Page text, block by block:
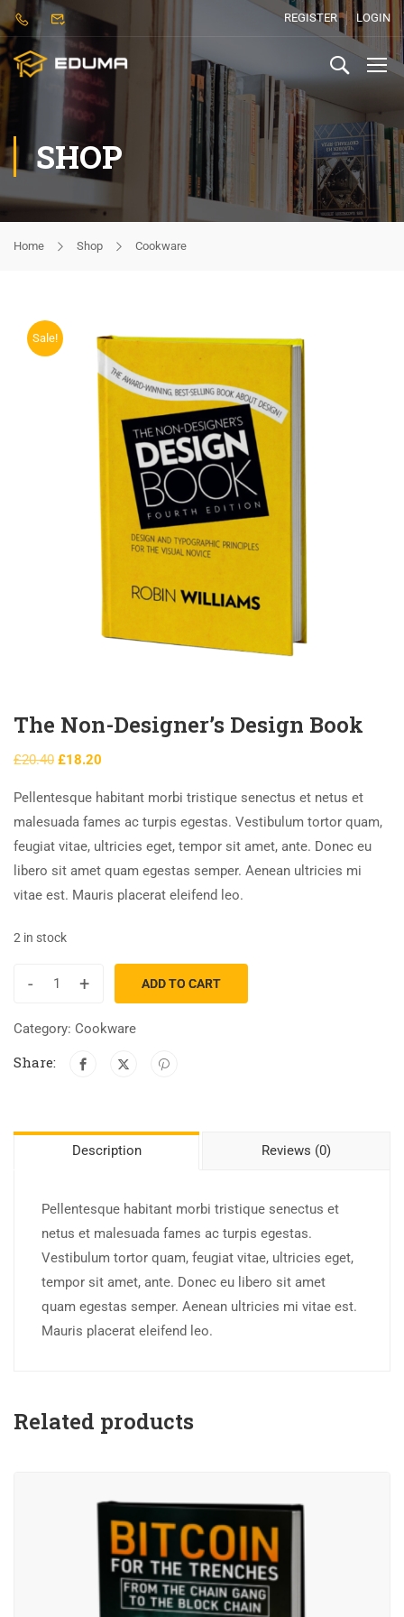
REGISTER LOGIN
SHOP
Home Shop Cookware
Sale!
The Non-Designer’s Design Book
£20.40 £18.20
Pellentesque habitant morbi tristique senectus et netus et
malesuada fames ac turpis egestas. Vestibulum tortor quam,
feugiat vitae, ultricies eget, tempor sit amet, ante. Donec eu
libero sit amet quam egestas semper. Aenean ultricies mi
vitae est. Mauris placerat eleifend leo.
2 in stock
- + ADD TO CART
Category: Cookware
Share:
Description Reviews (0)
Pellentesque habitant morbi tristique senectus et
netus et malesuada fames ac turpis egestas.
Vestibulum tortor quam, feugiat vitae, ultricies eget,
tempor sit amet, ante. Donec eu libero sit amet
quam egestas semper. Aenean ultricies mi vitae est.
Mauris placerat eleifend leo.
Related products